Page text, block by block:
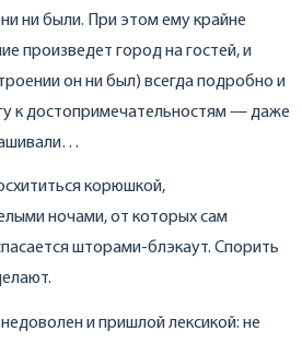
ни были. При этом ему крайне
произведет город на гостей, и
он ни был) всегда подробно и
к достопримечательностям — даже
корюшкой,
ночами, от которых сам
шторами‑блэкаут. Спорить
и пришлой лексикой: не